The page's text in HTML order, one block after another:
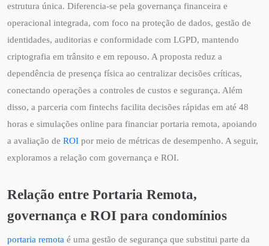
estrutura única. Diferencia-se pela governança financeira e
operacional integrada, com foco na proteção de dados, gestão de
identidades, auditorias e conformidade com LGPD, mantendo
criptografia em trânsito e em repouso. A proposta reduz a
dependência de presença física ao centralizar decisões críticas,
conectando operações a controles de custos e segurança. Além
disso, a parceria com fintechs facilita decisões rápidas em até 48
horas e simulações online para financiar portaria remota, apoiando
a avaliação de ROI por meio de métricas de desempenho. A seguir,
exploramos a relação com governança e ROI.
Relação entre Portaria Remota,
governança e ROI para condomínios
portaria remota é uma gestão de segurança que substitui parte da